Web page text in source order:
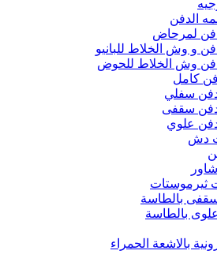
الدفن
لمرحاض
و وش الخلاط للبانيو
وش الخلاط للحوض
كامل
سفلي
سقفى
علوي
دش
ثيرموستات
بالطاسة
بالطاسة
بالاشعة الحمراء